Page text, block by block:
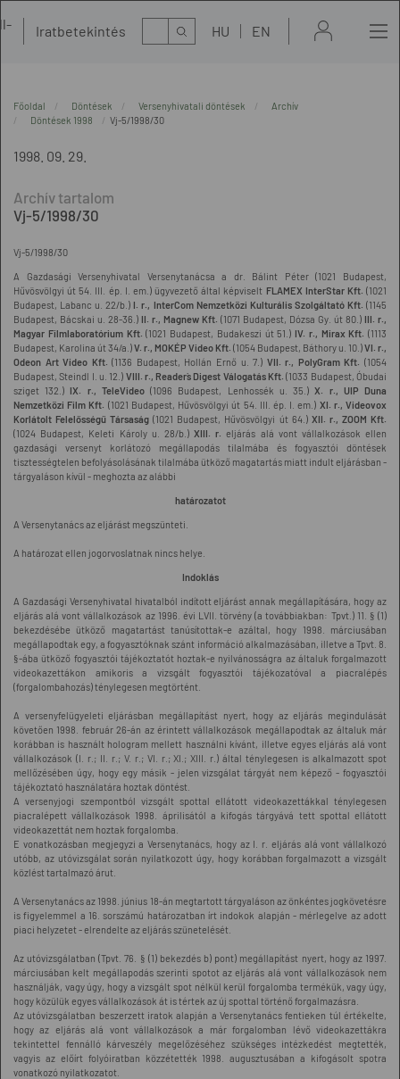
Iratbetekintés Kereső HU EN
Főoldal Döntések Versenyhivatali döntések
Archív
Döntések 1998
Vj-5/1998/30
1998. 09. 29.
Vj-5/1998/30
Vj-5/1998/30
A Gazdasági Versenyhivatal Versenytanácsa a dr. Bálint Péter (1021 Budapest,
Hűvösvölgyi út 54. III. ép. I. em.) ügyvezető által képviselt FLAMEX InterStar Kft. (1021
Budapest, Labanc u. 22/b.) I. r., InterCom Nemzetközi Kulturális Szolgáltató Kft. (1145
Budapest, Bácskai u. 28-36.) II. r., Magnew Kft. (1071 Budapest, Dózsa Gy. út 80.) III. r.,
Magyar Filmlaboratórium Kft. (1021 Budapest, Budakeszi út 51.) IV. r., Mirax Kft. (1113
Budapest, Karolina út 34/a.)V. r., MOKÉP Video Kft. (1054 Budapest, Báthory u. 10.)VI. r.,
Odeon Art Video Kft. (1136 Budapest, Hollán Ernő u. 7.) VII. r., PolyGram Kft. (1054
Budapest, Steindl I. u. 12.) VIII. r., Reader`s Digest Válogatás Kft. (1033 Budapest, Óbudai
sziget 132.) IX. r., TeleVideo(1096 Budapest, Lenhossék u. 35.)X. r., UIP Duna
Nemzetközi Film Kft. (1021 Budapest, Hűvösvölgyi út 54. III. ép. I. em.) XI. r., Videovox
Korlátolt Felelősségű Társaság (1021 Budapest, Hűvösvölgyi út 64.) XII. r., ZOOM Kft.
(1024 Budapest, Keleti Károly u. 28/b.) XIII. r. eljárás alá vont vállalkozások ellen
gazdasági versenyt korlátozó megállapodás tilalmába és fogyasztói döntések
tisztességtelen befolyásolásának tilalmába ütköző magatartás miatt indult eljárásban -
tárgyaláson kívül - meghozta az alábbi
határozatot
A Versenytanács az eljárást megszünteti.
A határozat ellen jogorvoslatnak nincs helye.
Indoklás
A Gazdasági Versenyhivatal hivatalból indított eljárást annak megállapítására, hogy az
eljárás alá vont vállalkozások az 1996. évi LVII. törvény (a továbbiakban: Tpvt.) 11. § (1)
bekezdésébe ütköző magatartást tanúsítottak-e azáltal, hogy 1998. márciusában
megállapodtak egy, a fogyasztóknak szánt információ alkalmazásában, illetve a Tpvt. 8.
§-ába ütköző fogyasztói tájékoztatót hoztak-e nyilvánosságra az általuk forgalmazott
videokazettákon amikoris a vizsgált fogyasztói tájékozatóval a piacralépés
(forgalombahozás) ténylegesen megtörtént.
A versenyfelügyeleti eljárásban megállapítást nyert, hogy az eljárás megindulását
követően 1998. február 26-án az érintett vállalkozások megállapodtak az általuk már
korábban is használt hologram mellett használni kívánt, illetve egyes eljárás alá vont
vállalkozások (I. r.; II. r.; V. r.; VI. r.; XI.; XIII. r.) által ténylegesen is alkalmazott spot
mellőzésében úgy, hogy egy másik - jelen vizsgálat tárgyát nem képező - fogyasztói
tájékoztató használatára hoztak döntést.
A versenyjogi szempontból vizsgált spottal ellátott videokazettákkal ténylegesen
piacralépett vállalkozások 1998. áprilisától a kifogás tárgyává tett spottal ellátott
videokazettát nem hoztak forgalomba.
E vonatkozásban megjegyzi a Versenytanács, hogy az I. r. eljárás alá vont vállalkozó
utóbb, az utóvizsgálat során nyilatkozott úgy, hogy korábban forgalmazott a vizsgált
közlést tartalmazó árut.
A Versenytanács az 1998. június 18-án megtartott tárgyaláson az önkéntes jogkövetésre
is figyelemmel a 16. sorszámú határozatban írt indokok alapján - mérlegelve az adott
piaci helyzetet - elrendelte az eljárás szünetelését.
Az utóvizsgálatban (Tpvt. 76. § (1) bekezdés b) pont) megállapítást nyert, hogy az 1997.
márciusában kelt megállapodás szerinti spotot az eljárás alá vont vállalkozások nem
használják, vagy úgy, hogy a vizsgált spot nélkül kerül forgalomba termékük, vagy úgy,
hogy közülük egyes vállalkozások át is tértek az új spottal történő forgalmazásra.
Az utóvizsgálatban beszerzett iratok alapján a Versenytanács fentieken túl értékelte,
hogy az eljárás alá vont vállalkozások a már forgalomban lévő videokazettákra
tekintettel fennálló kárveszély megelőzéséhez szükséges intézkedést megtették,
vagyis az előírt folyóiratban közzétették 1998. augusztusában a kifogásolt spotra
vonatkozó nyilatkozatot.